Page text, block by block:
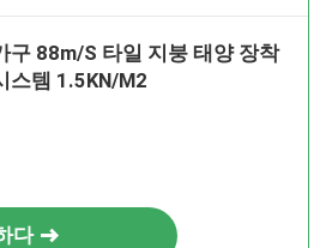
구 88m/S 타일 지붕 태양 장착
스템 1.5KN/M2
다